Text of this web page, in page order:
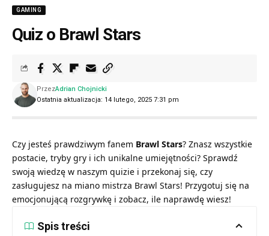
GAMING
Quiz o Brawl Stars
Ostatnia aktualizacja: 14 lutego, 2025 7:31 pm
PrzezAdrian Chojnicki
Czy jesteś prawdziwym fanem Brawl Stars? Znasz wszystkie
postacie, tryby gry i ich unikalne umiejętności? Sprawdź
swoją wiedzę w naszym quizie i przekonaj się, czy
zasługujesz na miano mistrza Brawl Stars! Przygotuj się na
emocjonującą rozgrywkę i zobacz, ile naprawdę wiesz!
Spis treści